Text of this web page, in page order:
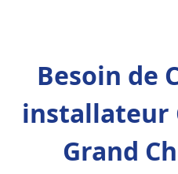
Besoin de
installateur
Grand